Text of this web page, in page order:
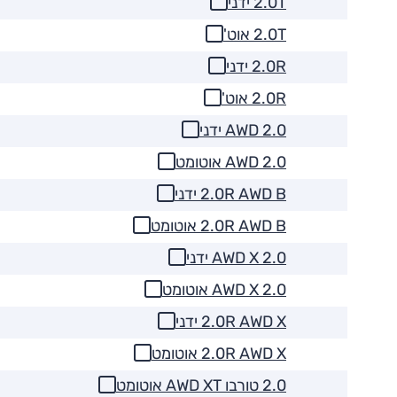
2.0T אוט'
2.0R ידני
2.0R אוט'
2.0 AWD ידני
2.0 AWD אוטומט
2.0R AWD B ידני
2.0R AWD B אוטומט
2.0 AWD X ידני
2.0 AWD X אוטומט
2.0R AWD X ידני
2.0R AWD X אוטומט
2.0 טורבו AWD XT אוטומט